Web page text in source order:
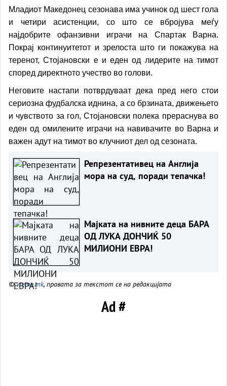
Младиот Македонец сезонава има учинок од шест гола
и четири асистенции, со што се вбројува меѓу
најдобрите офанзивни играчи на Спартак Варна.
Покрај континуитетот и зрелоста што ги покажува на
теренот, Стојановски е и еден од лидерите на тимот
според директното учество во голови.
Неговите настапи потврдуваат дека пред него стои
сериозна фудбалска иднина, а со брзината, движењето
и чувството за гол, Стојановски полека прераснува во
еден од омилените играчи на навивачите во Варна и
важен адут на тимот во клучниот дел од сезоната.
Репрезентативец на Англија
мора на суд, поради тепачка!
Мајката на нивните деца БАРА
ОД ЛУКА ДОНЧИЌ 50
МИЛИОНИ ЕВРА!
©vreme.mk, правата за текстот се на редакцијата
Ad #